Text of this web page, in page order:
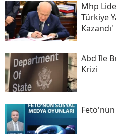
Mhp
Türkiye
Kazandı'
Abd Ile
Krizi